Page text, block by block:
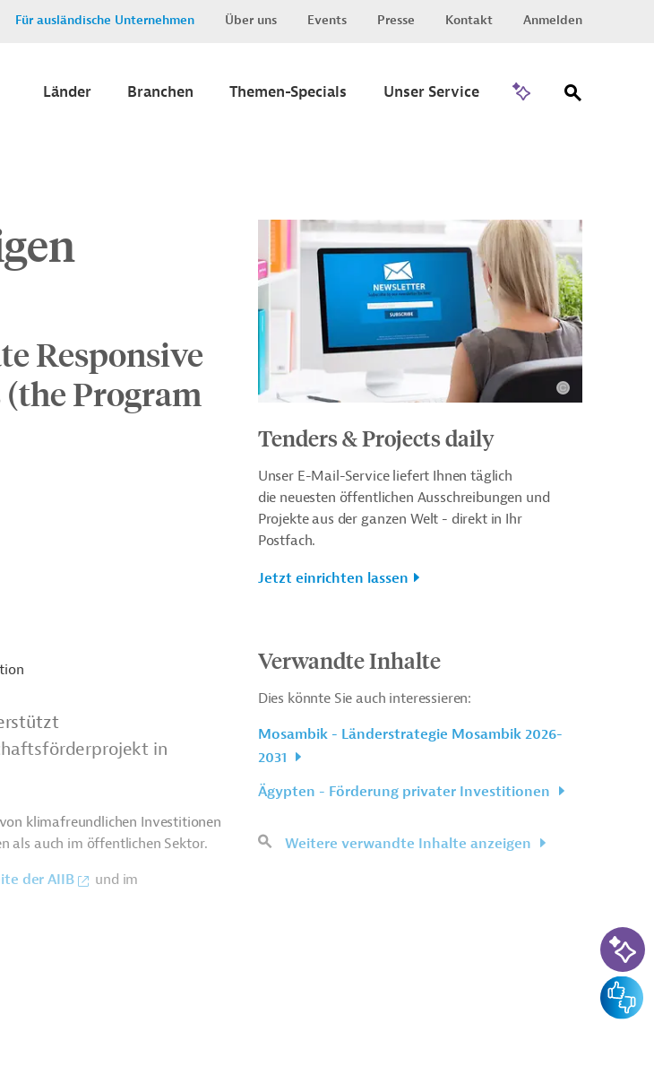
Für ausländische Unternehmen Über uns Events Presse Kontakt Anmelden
Länder Branchen Themen-Specials Unser Service
Responsive
Program
in
klimafreundlichen Investitionen
als auch im öffentlichen Sektor.
der AIIB
und im
Tenders & Projects daily
Unser E-Mail-Service liefert Ihnen täglich
die neuesten öffentlichen Ausschreibungen und
Projekte aus der ganzen Welt - direkt in Ihr
Postfach.
Jetzt einrichten lassen
Verwandte Inhalte
Dies könnte Sie auch interessieren:
Mosambik - Länderstrategie Mosambik 2026-
2031
Ägypten - Förderung privater Investitionen
Weitere verwandte Inhalte anzeigen
KI-